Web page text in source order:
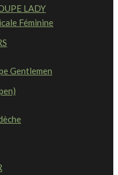
LADY
Féminine
Gentlemen